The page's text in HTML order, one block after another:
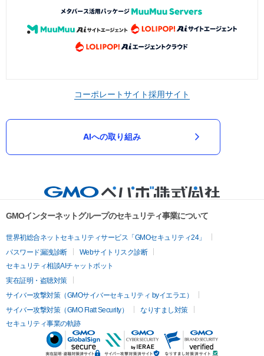
コーポレートサイト採用サイト
AIへの取り組み
GMOインターネットグループのセキュリティ事業について
世界初総合ネットセキュリティサービス「GMOセキュリティ24」
パスワード漏洩診断
Webサイトリスク診断
セキュリティ相談AIチャットボット
実在証明・盗聴対策
サイバー攻撃対策（GMOサイバーセキュリティ byイエラエ）
サイバー攻撃対策（GMO Flatt Security）
なりすまし対策
セキュリティ事業の軌跡